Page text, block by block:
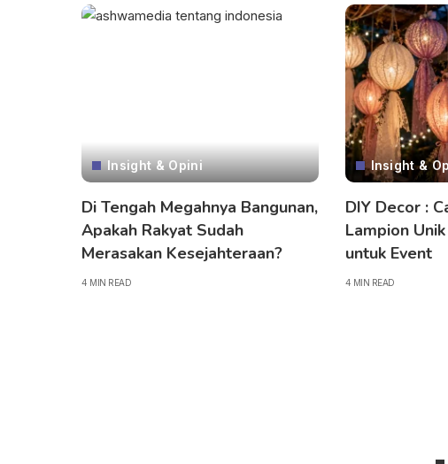
Insight & Opini
Di Tengah Megahnya Bangunan,
Apakah Rakyat Sudah
Merasakan Kesejahteraan?
4 MIN READ
Insight &
DIY Decor :
Lampion
untuk Event
4 MIN READ